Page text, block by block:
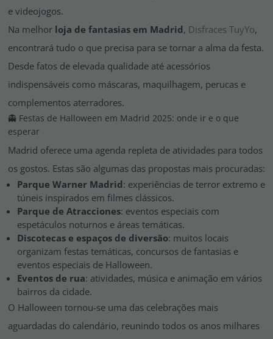
e videojogos.
Na melhor loja de fantasias em Madrid, Disfraces TuyYo,
encontrará tudo o que precisa para se tornar a alma da festa.
Desde fatos de elevada qualidade até acessórios
indispensáveis como máscaras, maquilhagem, perucas e
complementos aterradores.
👻 Festas de Halloween em Madrid 2025: onde ir e o que
esperar
Madrid oferece uma agenda repleta de atividades para todos
os gostos. Estas são algumas das propostas mais procuradas:
Parque Warner Madrid: experiências de terror extremo e
túneis inspirados em filmes clássicos.
Parque de Atracciones: eventos especiais com
espetáculos noturnos e áreas temáticas.
Discotecas e espaços de diversão: muitos locais
organizam festas temáticas, concursos de fantasias e
eventos especiais de Halloween.
Eventos de rua: atividades, música e animação em vários
bairros da cidade.
O Halloween tornou-se uma das celebrações mais
aguardadas do calendário, reunindo todos os anos milhares